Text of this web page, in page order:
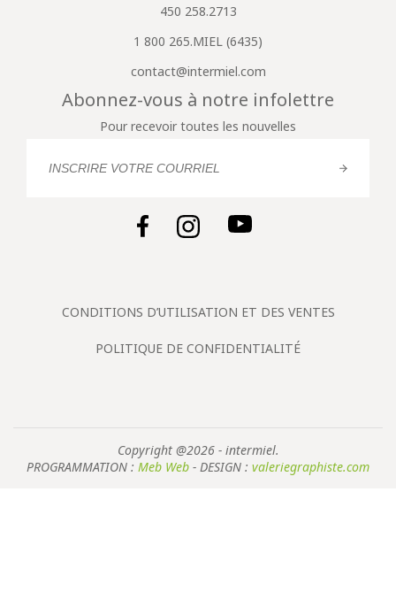
450 258.2713
1 800 265.MIEL (6435)
contact@intermiel.com
Abonnez-vous à notre infolettre
Pour recevoir toutes les nouvelles
CONDITIONS D’UTILISATION ET DES VENTES
POLITIQUE DE CONFIDENTIALITÉ
Copyright @2026 - intermiel.
PROGRAMMATION : Meb Web - DESIGN : valeriegraphiste.com